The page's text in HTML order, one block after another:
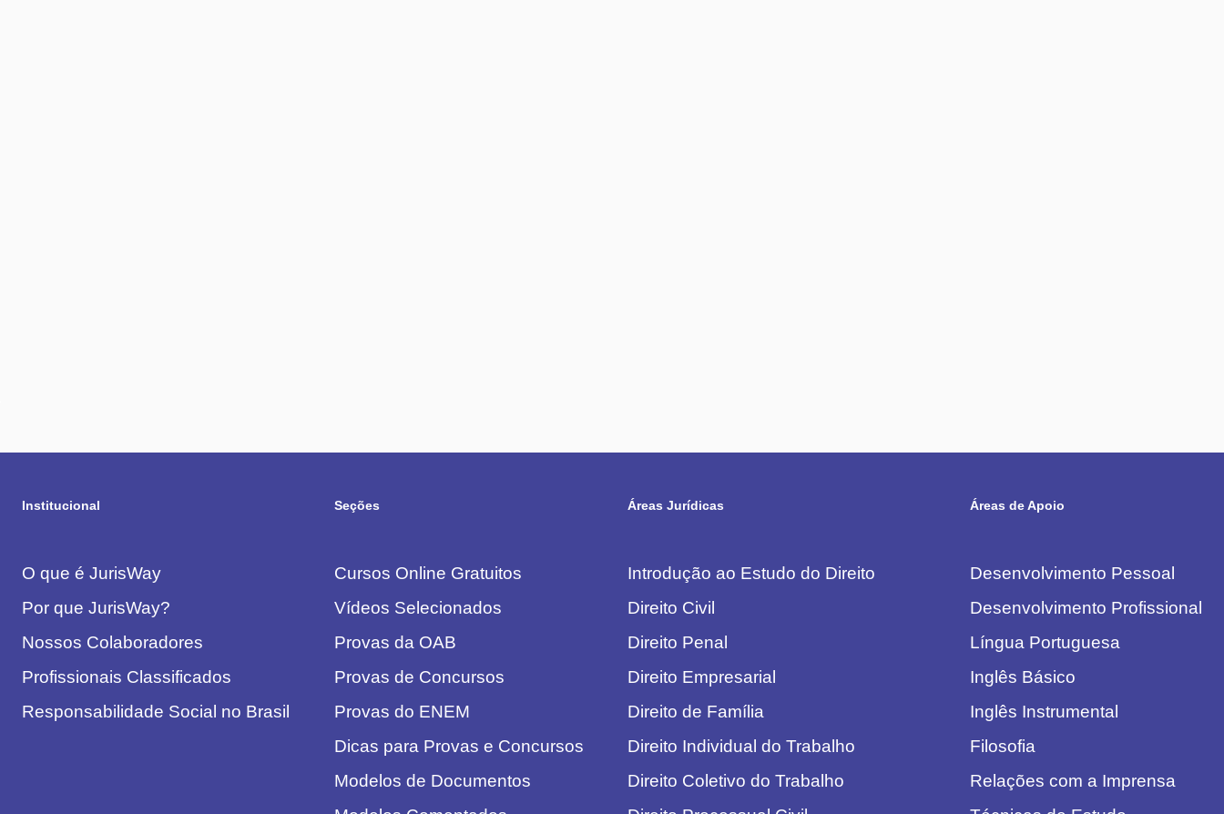
Institucional
O que é JurisWay
Por que JurisWay?
Nossos Colaboradores
Profissionais Classificados
Responsabilidade Social no Brasil
Seções
Cursos Online Gratuitos
Vídeos Selecionados
Provas da OAB
Provas de Concursos
Provas do ENEM
Dicas para Provas e Concursos
Modelos de Documentos
Áreas Jurídicas
Introdução ao Estudo do Direito
Direito Civil
Direito Penal
Direito Empresarial
Direito de Família
Direito Individual do Trabalho
Direito Coletivo do Trabalho
Áreas de Apoio
Desenvolvimento Pessoal
Desenvolvimento Profissional
Língua Portuguesa
Inglês Básico
Inglês Instrumental
Filosofia
Relações com a Imprensa